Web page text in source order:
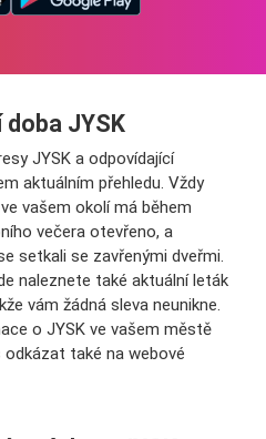
JYSK
JYSK a odpovídající
aktuálním přehledu. Vždy
vašem okolí má během
večera otevřeno, a
setkali se zavřenými dveřmi.
naleznete také aktuální leták
vám žádná sleva neunikne.
o JYSK ve vašem městě
také na webové